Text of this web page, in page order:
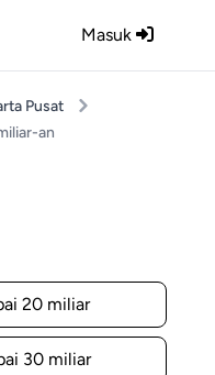
Masuk
Pusat
an
20 miliar
30 miliar